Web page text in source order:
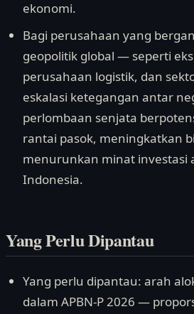
ekonomi.
Bagi perusahaan yang
geopolitik global — seperti
perusahaan logistik, dan
eskalasi ketegangan antar
perlombaan senjata
rantai pasok, meningkatkan
menurunkan minat investasi
Indonesia.
Yang Perlu Dipantau
Yang perlu dipantau: arah
dalam APBN-P 2026 —